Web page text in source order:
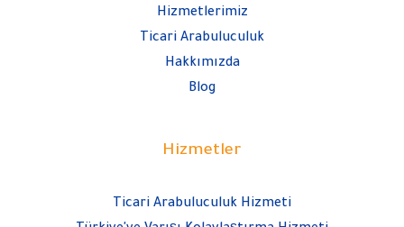
Hizmetlerimiz
Ticari Arabuluculuk
Hakkımızda
Blog
Hizmetler
Ticari Arabuluculuk Hizmeti